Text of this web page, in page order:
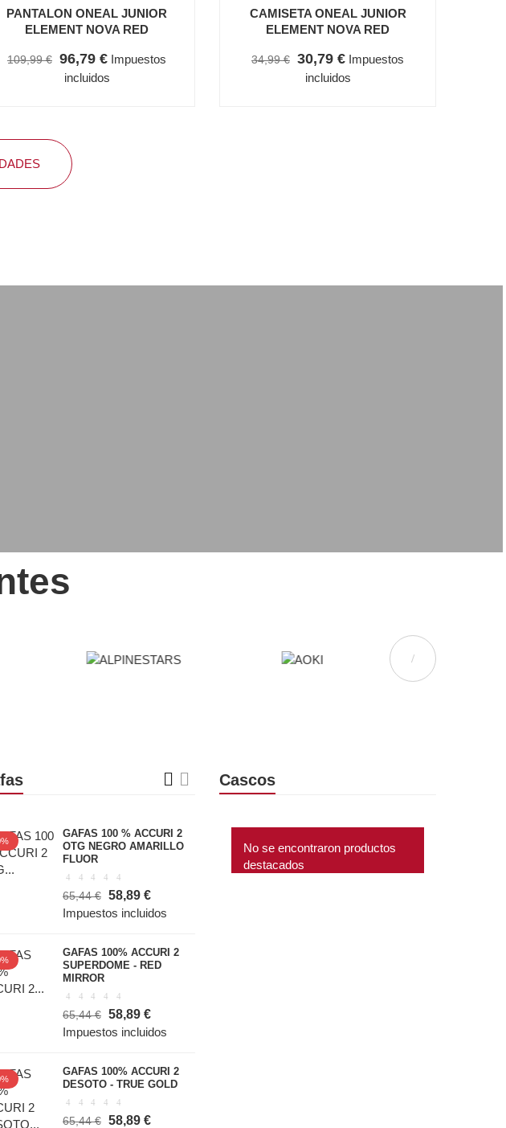
PANTALON ONEAL JUNIOR
ELEMENT NOVA RED
109,99 € 96,79 € Impuestos
incluidos
CAMISETA ONEAL JUNIOR
ELEMENT NOVA RED
34,99 € 30,79 € Impuestos
incluidos
GAFAS 100 % ACCURI 2
OTG NEGRO AMARILLO
FLUOR
65,44 € 58,89 €
Impuestos incluidos
GAFAS 100% ACCURI 2
SUPERDOME - RED
MIRROR
65,44 € 58,89 €
Impuestos incluidos
GAFAS 100% ACCURI 2
DESOTO - TRUE GOLD
65,44 € 58,89 €
Cascos
No se encontraron productos
destacados
No se encontraron productos
destacados